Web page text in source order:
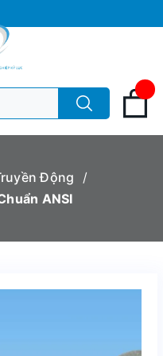
Động
/
ANSI